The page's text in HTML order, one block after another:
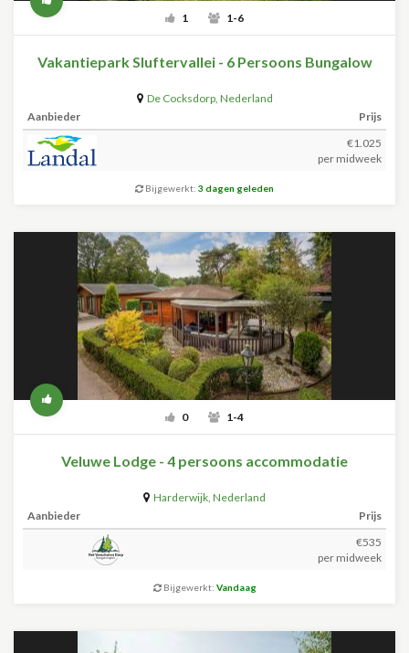
1 1-6
Vakantiepark Sluftervallei - 6 Persoons Bungalow
De Cocksdorp, Nederland
Aanbieder
Prijs
€1.025
per midweek
Bijgewerkt: 3 dagen geleden
0 1-4
Veluwe Lodge - 4 persoons accommodatie
Harderwijk, Nederland
Aanbieder
Prijs
€535
per midweek
Bijgewerkt: Vandaag